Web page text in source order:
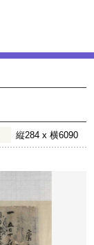
縦284 x 横6090